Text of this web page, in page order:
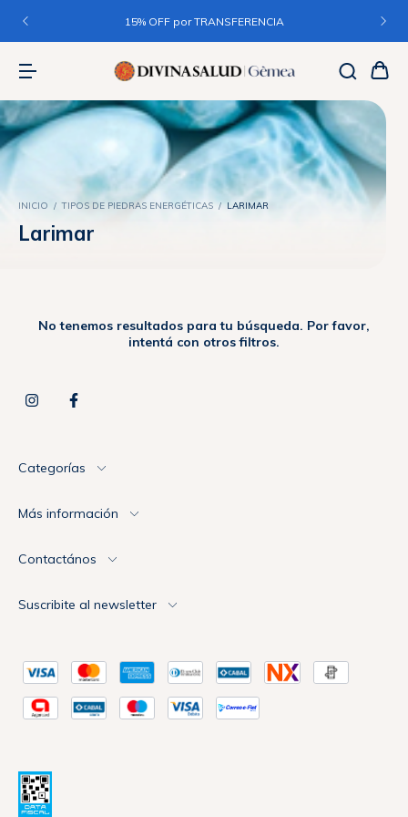
15% OFF por TRANSFERENCIA
INICIO / TIPOS DE PIEDRAS ENERGÉTICAS / LARIMAR
Larimar
No tenemos resultados para tu búsqueda. Por favor,
intentá con otros filtros.
Categorías
Más información
Contactános
Suscribite al newsletter